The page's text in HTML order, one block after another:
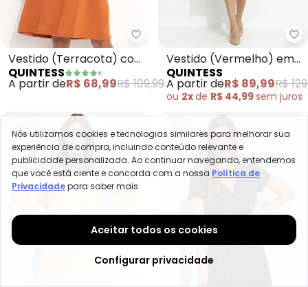
Quintess - Vestido (Terracota)
Vestido (Terracota) com
Bolsos e Mangas Curtas
QUINTESS
A partir deR$ 68,99R$ 109,99
Vestido (Vermelho) em
Crepe Plano
QUINTESS
A partir deR$ 89,99R$
ou 2xde R$ 44,99sem juros
Nós utilizamos cookies e tecnologias similares para melhorar sua
experiência de compra, incluindo conteúdo relevante e
publicidade personalizada. Ao continuar navegando, entendemos
que você está ciente e concorda com a nossa Política de
Privacidadepara saber mais.
Aceitar todos os cookies
Configurar privacidade